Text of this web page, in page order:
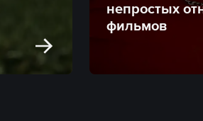
непростых
фильмов